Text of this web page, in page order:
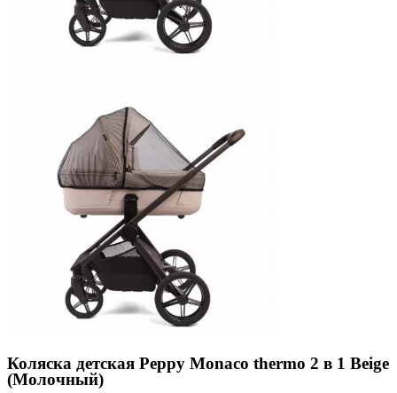
Коляска детская Peppy Monaco thermo 2 в 1 Beige
(Молочный)